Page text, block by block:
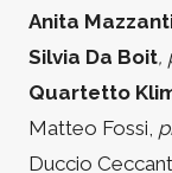
Anita
Silvia Da Boit,
Quartetto
Matteo Fossi,
Duccio